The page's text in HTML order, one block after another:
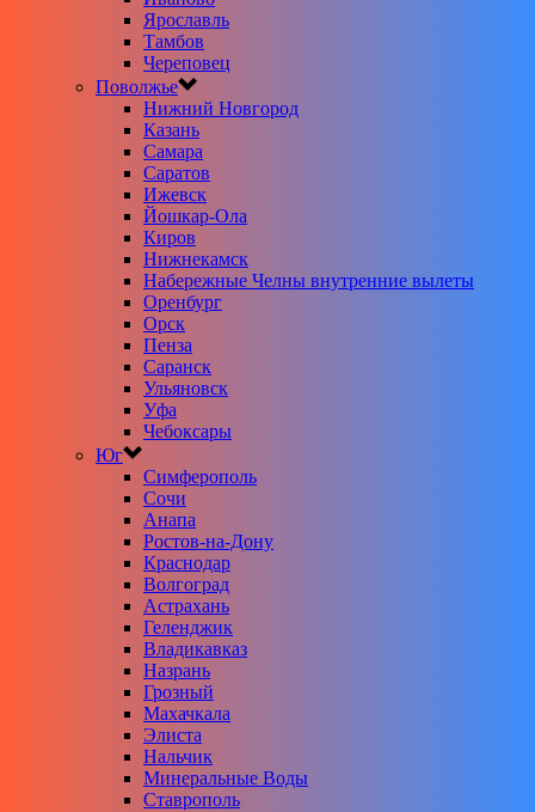
Ярославль
Тамбов
Череповец
Поволжье
Нижний Новгород
Казань
Самара
Саратов
Ижевск
Йошкар-Ола
Киров
Нижнекамск
Набережные Челны внутренние вылеты
Оренбург
Орск
Пенза
Саранск
Ульяновск
Уфа
Чебоксары
Юг
Симферополь
Сочи
Анапа
Ростов-на-Дону
Краснодар
Волгоград
Астрахань
Геленджик
Владикавказ
Назрань
Грозный
Махачкала
Элиста
Нальчик
Минеральные Воды
Ставрополь